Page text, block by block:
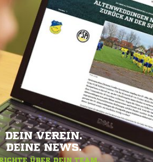
DEIN VEREIN.
DEINE NEWS.
ÜBER DEIN TEAM.